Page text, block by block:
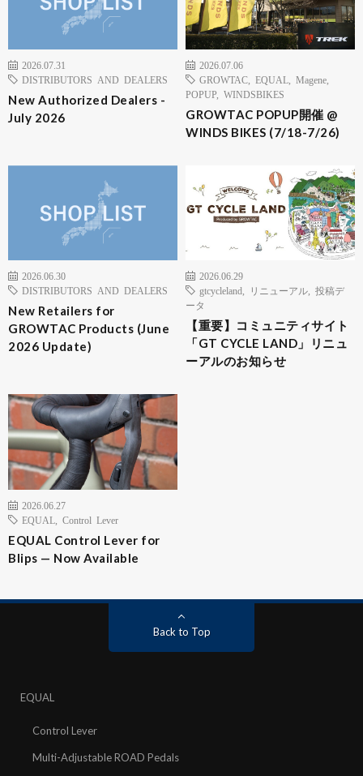
2026.07.31
DISTRIBUTORS AND DEALERS
New Authorized Dealers -
July 2026
2026.07.06
GROWTAC
EQUAL Magene
POPUP
WINDSBIKES
GROWTAC POPUP開催 @
WINDS BIKES (7/18-7/26)
2026.06.30
DISTRIBUTORS AND DEALERS
New Retailers for
GROWTAC Products (June
2026 Update)
2026.06.29
gtcycleland
リニューアル
投稿デ
ータ
【重要】コミュニティサイト
「GT CYCLE LAND」リニュ
ーアルのお知らせ
2026.06.27
EQUAL
Control Lever
EQUAL Control Lever for
Blips — Now Available
Back to Top
EQUAL
Control Lever
Multi-Adjustable ROAD Pedals